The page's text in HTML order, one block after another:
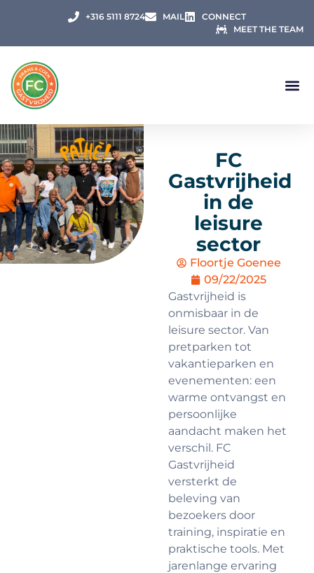
+316 5111 8724 MAIL
CONNECT
MEET THE TEAM
FC
Gastvrijheid
in de
leisure
sector
Floortje Goenee
09/22/2025
Gastvrijheid is
onmisbaar in de
leisure sector. Van
pretparken tot
vakantieparken en
evenementen: een
warme ontvangst en
persoonlijke
aandacht maken het
verschil. FC
Gastvrijheid
versterkt de
beleving van
bezoekers door
training, inspiratie en
praktische tools. Met
jarenlange ervaring